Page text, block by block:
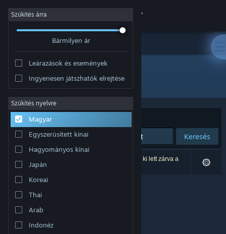
Bejelentkezés
Névjegy
Támogatás
Nyelvváltás
A Steam mobilalkalmazás beszerzése
Asztali weboldalra váltás
Szűkítés árra
Bármilyen ár
Leárazások és események
Ingyenesen játszhatók elrejtése
Szűkítés nyelvre
Magyar
Egyszerűsített kínai
Hagyományos kínai
Japán
Koreai
Thai
Arab
Indonéz
Fejlesztő: 10six Games
Rendezés Relevancia
Keresés
0 eredmény felel meg a keresésednek. 1 termék ki lett zárva a
beállításaid alapján.